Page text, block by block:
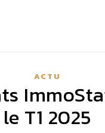
ACTU
le T1 2025